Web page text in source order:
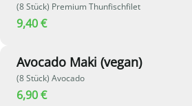
(8 Stück) Premium Thunfischfilet
9,40 €
Avocado Maki (vegan)
(8 Stück) Avocado
6,90 €